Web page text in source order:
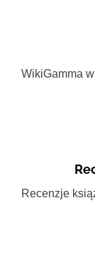
WikiGamma
Recenzje